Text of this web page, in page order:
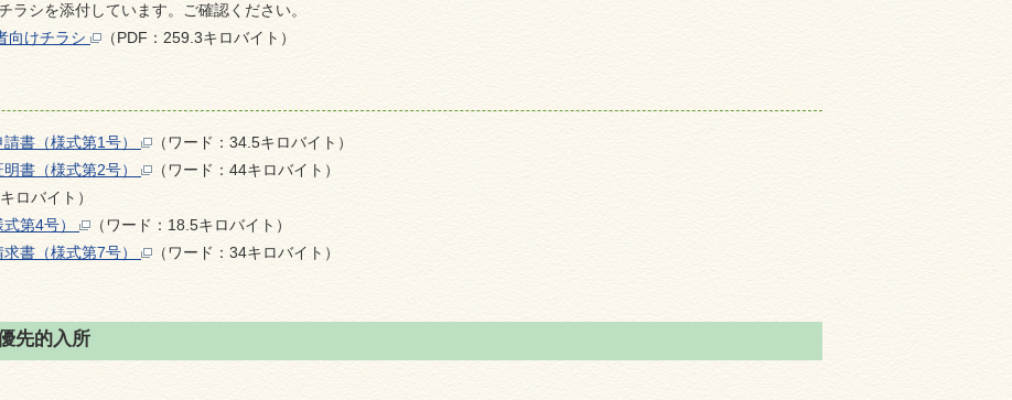
シを添付しています。ご確認ください。
向けチラシ
（PDF：259.3キロバイト）
書（様式第1号）
（ワード：34.5キロバイト）
書（様式第2号）
（ワード：44キロバイト）
ロバイト）
第4号）
（ワード：18.5キロバイト）
書（様式第7号）
（ワード：34キロバイト）
先的入所